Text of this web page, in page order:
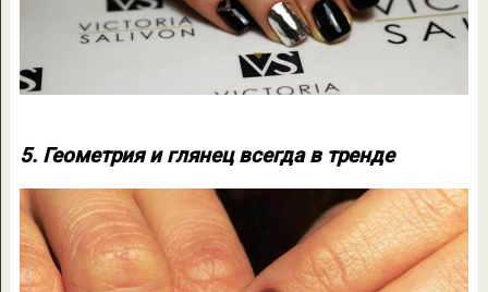
5. Геометрия и глянец всегда в тренде